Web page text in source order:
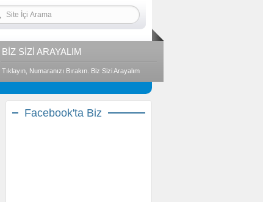
BİZ SİZİ ARAYALIM
Tıklayın, Numaranızı Bırakın. Biz Sizi Arayalım
Facebook'ta Biz